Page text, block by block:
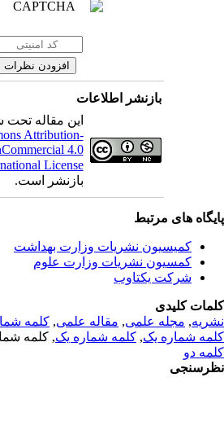
بازنشر اطلاعات
این مقاله تحت
Attribution-
4.0
License
بازنشر است.
های مرتبط
کمیسیون نشریات وزارت بهداشت
کمسیون نشریات وزارت علوم
شرکت یکتاوب
کلیدی
,مجله علمی, مقاله علمی, کلمه
شماره یک,کلمه شماره یک, کلمه
دو